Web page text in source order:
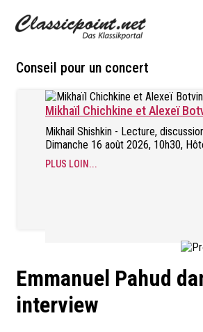
Conseil pour un concert
Mikhaïl Chichkine et Alexeï
Mikhail Shishkin - Lecture,
Dimanche 16 août 2026, 10h30,
PLUS LOIN...
Emmanuel Pahud
interview